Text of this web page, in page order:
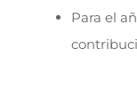
Para el